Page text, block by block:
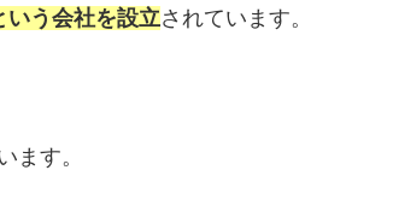
いう会社を設立されています。
ます。